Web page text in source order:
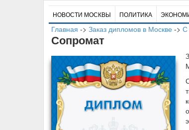
НОВОСТИ МОСКВЫ ПОЛИТИКА
Главная -> Заказ дипломов в Москве -> С
Сопромат